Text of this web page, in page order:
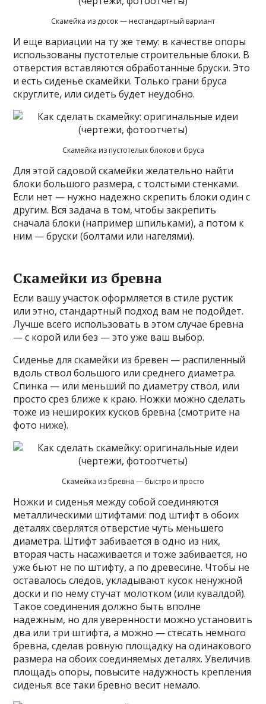
Скамейка из досок — нестандартный вариант
И еще вариации на ту же тему: в качестве опоры
использованы пустотелые строительные блоки. В
отверстия вставляются обработанные бруски. Это
и есть сиденье скамейки. Только грани бруса
скруглите, или сидеть будет неудобно.
Скамейка из пустотелых блоков и бруса
Для этой садовой скамейки желательно найти
блоки большого размера, с толстыми стенками.
Если нет — нужно надежно скрепить блоки один с
другим. Вся задача в том, чтобы закрепить
сначала блоки (например шпильками), а потом к
ним — бруски (болтами или нагелями).
Скамейки из бревна
Если вашу участок оформляется в стиле рустик
или этно, стандартный подход вам не подойдет.
Лучше всего использовать в этом случае бревна
— с корой или без — это уже ваш выбор.
Сиденье для скамейки из бревен — распиленный
вдоль ствол большого или среднего диаметра.
Спинка — или меньший по диаметру ствол, или
просто срез ближе к краю. Ножки можно сделать
тоже из нешироких кусков бревна (смотрите на
фото ниже).
Скамейка из бревна — быстро и просто
Ножки и сиденья между собой соединяются
металлическими штифтами: под штифт в обоих
деталях сверлятся отверстие чуть меньшего
диаметра. Штифт забивается в одно из них,
вторая часть насаживается и тоже забивается, но
уже бьют не по штифту, а по древесине. Чтобы не
оставалось следов, укладывают кусок ненужной
доски и по нему стучат молотком (или кувалдой).
Такое соединения должно быть вполне
надежным, но для уверенности можно установить
два или три штифта, а можно — стесать немного
бревна, сделав ровную площадку на одинакового
размера на обоих соединяемых деталях. Увеличив
площадь опоры, повысите надужность крепления
сиденья: все таки бревно весит немало.